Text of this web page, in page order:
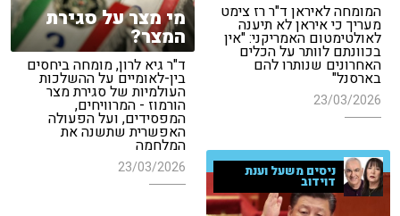
המומחה לאיראן ד"ר רז צימט
מעריך כי איראן לא תיענה
לאולטימטום האמריקני: "אין
בכוונתם לוותר על הכלים
האחרונים שנותרו להם
בארסנל"
23/03/2026
מי מצר על סגירת
המצר?
ד"ר גיא לרון, מומחה ביחסים
בין-לאומיים על ההשלכות
העולמיות של סגירת מצר
הורמוז - המרוויחים,
המפסידים, ועל הפעולה
האפשרית שתשנה את
המלחמה
23/03/2026 ניסים משעל וענת
דוידוב